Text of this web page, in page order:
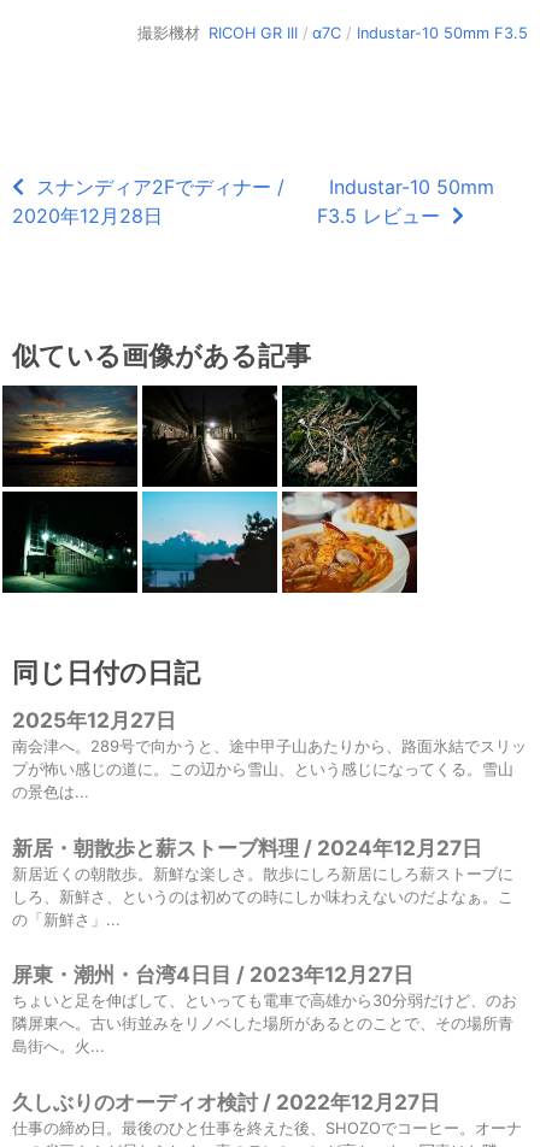
撮影機材 RICOH GR III / α7C / Industar-10 50mm F3.5
スナンディア2Fでディナー /
2020年12月28日
Industar-10 50mm
F3.5 レビュー
似ている画像がある記事
同じ日付の日記
2025年12月27日
南会津へ。289号で向かうと、途中甲子山あたりから、路面氷結でスリッ
プが怖い感じの道に。この辺から雪山、という感じになってくる。雪山
の景色は...
新居・朝散歩と薪ストーブ料理 / 2024年12月27日
新居近くの朝散歩。新鮮な楽しさ。散歩にしろ新居にしろ薪ストーブに
しろ、新鮮さ、というのは初めての時にしか味わえないのだよなぁ。こ
の「新鮮さ」...
屏東・潮州・台湾4日目 / 2023年12月27日
ちょいと足を伸ばして、といっても電車で高雄から30分弱だけど、のお
隣屏東へ。古い街並みをリノベした場所があるとのことで、その場所青
島街へ。火...
久しぶりのオーディオ検討 / 2022年12月27日
仕事の締め日。最後のひと仕事を終えた後、SHOZOでコーヒー。オーナ